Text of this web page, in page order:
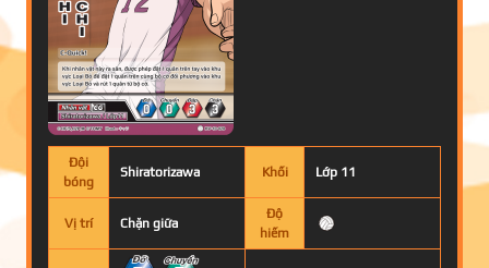
Đội
bóng
Shiratorizawa Khối Lớp 11
Vị trí Chặn giữa
Độ
hiếm